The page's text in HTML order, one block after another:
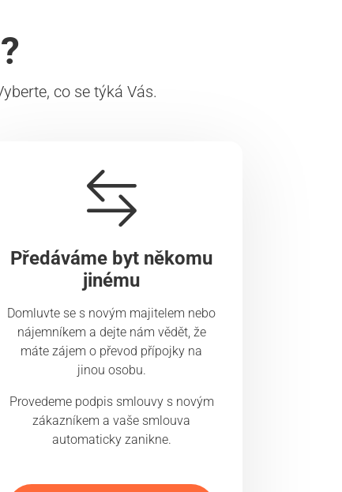
co se týká Vás.
Předáváme byt někomu
jinému
Domluvte se s novým majitelem nebo
nájemníkem a dejte nám vědět, že
máte zájem o převod přípojky na
jinou osobu.
Provedeme podpis smlouvy s novým
zákazníkem a vaše smlouva
automaticky zanikne.